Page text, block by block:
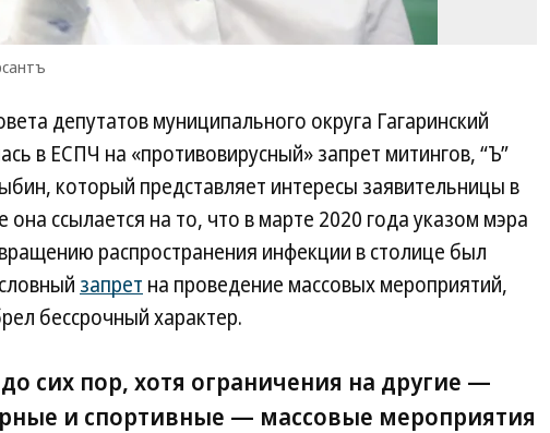
депутатов муниципального округа Гагаринский
в ЕСПЧ на «противовирусный» запрет митингов, “Ъ”
который представляет интересы заявительницы в
она ссылается на то, что в марте 2020 года указом мэра
распространения инфекции в столице был
запрет на проведение массовых мероприятий,
бессрочный характер.
сих пор, хотя ограничения на другие —
и спортивные — массовые мероприятия